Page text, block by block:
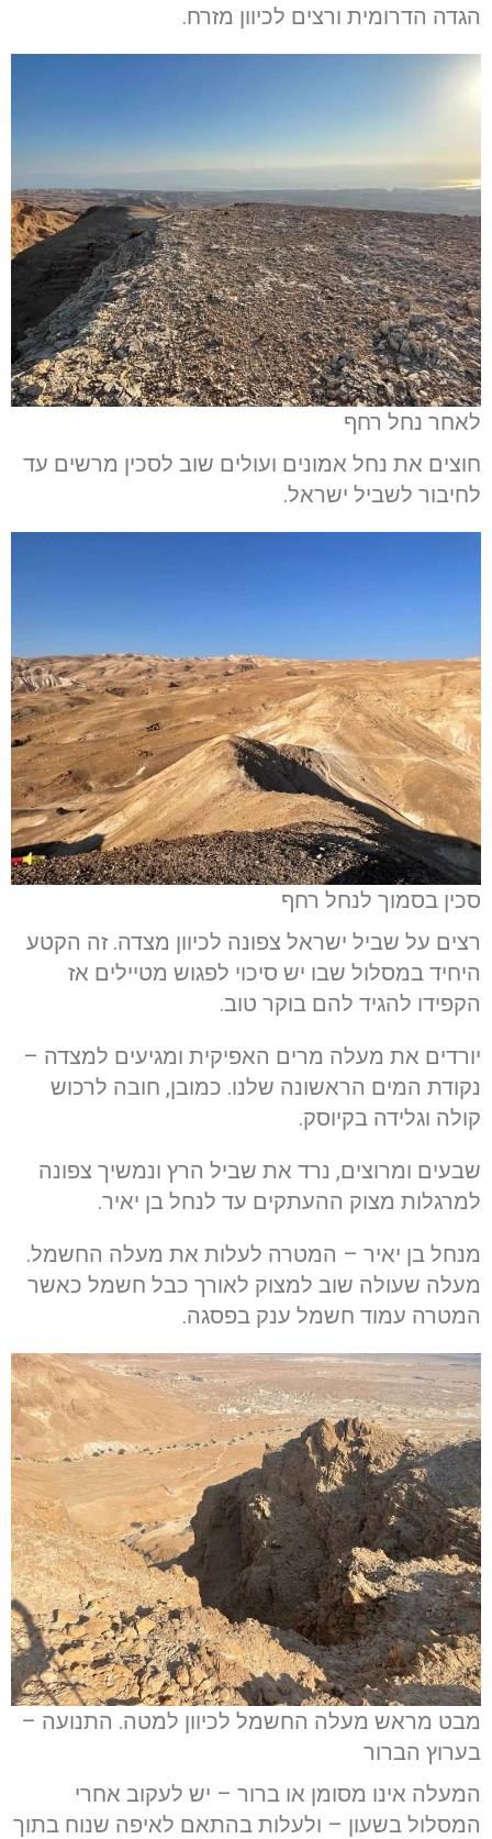
הגדה הדרומית ורצים לכיוון מזרח.
לאחר נחל רחף
חוצים את נחל אמונים ועולים שוב לסכין מרשים עד
לחיבור לשביל ישראל.
סכין בסמוך לנחל רחף
רצים על שביל ישראל צפונה לכיוון מצדה. זה הקטע
היחיד במסלול שבו יש סיכוי לפגוש מטיילים אז
הקפידו להגיד להם בוקר טוב.
יורדים את מעלה מרים האפיקית ומגיעים למצדה –
נקודת המים הראשונה שלנו. כמובן, חובה לרכוש
קולה וגלידה בקיוסק.
שבעים ומרוצים, נרד את שביל הרץ ונמשיך צפונה
למרגלות מצוק ההעתקים עד לנחל בן יאיר.
מנחל בן יאיר – המטרה לעלות את מעלה החשמל.
מעלה שעולה שוב למצוק לאורך כבל חשמל כאשר
המטרה עמוד חשמל ענק בפסגה.
מבט מראש מעלה החשמל לכיוון למטה. התנועה –
בערוץ הברור
המעלה אינו מסומן או ברור – יש לעקוב אחרי
המסלול בשעון – ולעלות בהתאם לאיפה שנוח בתוך